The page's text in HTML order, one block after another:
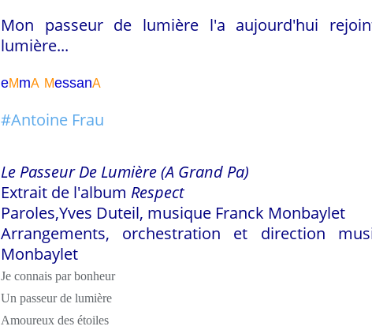
Mon passeur de lumière l'a aujourd'hui
lumière...
eMmA MessanA
#Antoine Frau
Le Passeur De Lumière (A Grand Pa)
Extrait de l'album Respect
Paroles,Yves Duteil, musique Franck Monbaylet
Arrangements, orchestration et direction
Monbaylet
Je connais par bonheur
Un passeur de lumière
Amoureux des étoiles